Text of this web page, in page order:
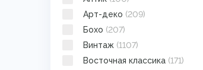
Арт-деко (209)
Бохо (207)
Винтаж (1107)
Восточная классика (171)